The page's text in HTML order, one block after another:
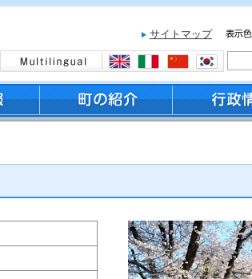
サイトマップ